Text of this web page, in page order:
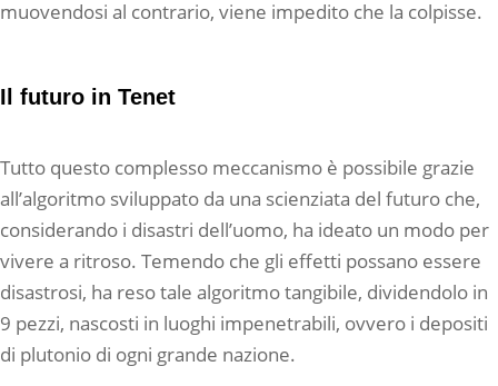
muovendosi al contrario, viene impedito che la colpisse.
Il futuro in Tenet
Tutto questo complesso meccanismo è possibile grazie
all’algoritmo sviluppato da una scienziata del futuro che,
considerando i disastri dell’uomo, ha ideato un modo per
vivere a ritroso. Temendo che gli effetti possano essere
disastrosi, ha reso tale algoritmo tangibile, dividendolo in
9 pezzi, nascosti in luoghi impenetrabili, ovvero i depositi
di plutonio di ogni grande nazione.